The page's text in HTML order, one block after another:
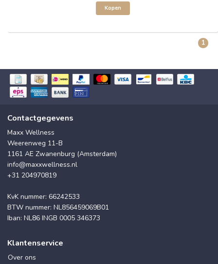
Kopen
1
Contactgegevens
Maxx Wellness
Weerenweg 11-B
1161 AE Zwanenburg (Amsterdam)
info@maxxwellness.nl
+31 204970819
KvK nummer: 66242533
BTW nummer: NL856459069B01
Iban: NL86 INGB 0005 346373
Klantenservice
Over ons